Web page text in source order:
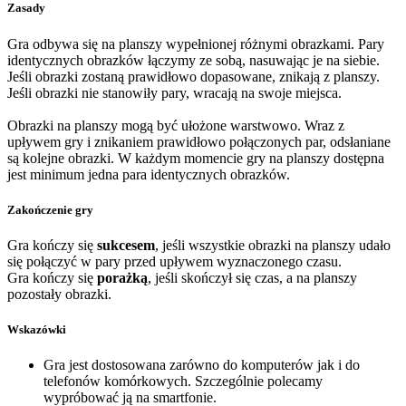
Zasady
Gra odbywa się na planszy wypełnionej różnymi obrazkami. Pary
identycznych obrazków łączymy ze sobą, nasuwając je na siebie.
Jeśli obrazki zostaną prawidłowo dopasowane, znikają z planszy.
Jeśli obrazki nie stanowiły pary, wracają na swoje miejsca.
Obrazki na planszy mogą być ułożone warstwowo. Wraz z
upływem gry i znikaniem prawidłowo połączonych par, odsłaniane
są kolejne obrazki. W każdym momencie gry na planszy dostępna
jest minimum jedna para identycznych obrazków.
Zakończenie gry
Gra kończy się sukcesem, jeśli wszystkie obrazki na planszy udało
się połączyć w pary przed upływem wyznaczonego czasu.
Gra kończy się porażką, jeśli skończył się czas, a na planszy
pozostały obrazki.
Wskazówki
Gra jest dostosowana zarówno do komputerów jak i do
telefonów komórkowych. Szczególnie polecamy
wypróbować ją na smartfonie.